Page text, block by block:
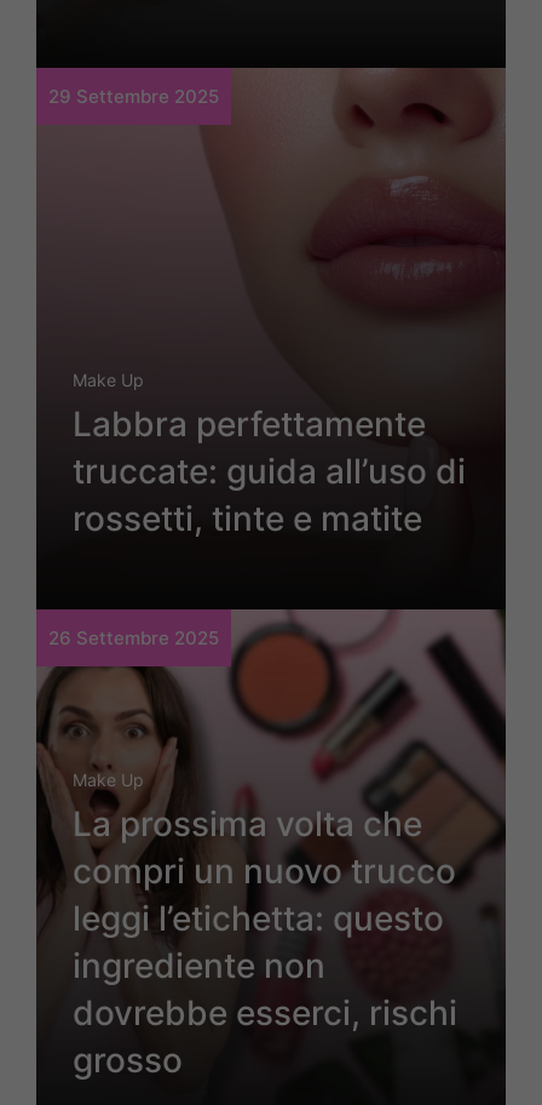
29 Settembre 2025
Make Up
Labbra perfettamente
truccate: guida all’uso di
rossetti, tinte e matite
26 Settembre 2025
Make Up
La prossima volta che
compri un nuovo trucco
leggi l’etichetta: questo
ingrediente non
dovrebbe esserci, rischi
grosso